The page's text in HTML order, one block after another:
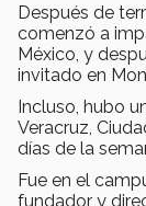
Después de
comenzó a
México, y
invitado en
Incluso, hubo
Veracruz,
días de la
Fue en el
fundador y